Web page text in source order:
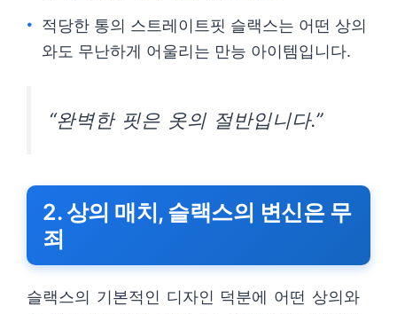
적당한 통의 스트레이트핏 슬랙스는 어떤 상의
와도 무난하게 어울리는 만능 아이템입니다.
“완벽한 핏은 옷의 절반입니다.”
2. 상의 매치, 슬랙스의 변신은 무
죄
슬랙스의 기본적인 디자인 덕분에 어떤 상의와